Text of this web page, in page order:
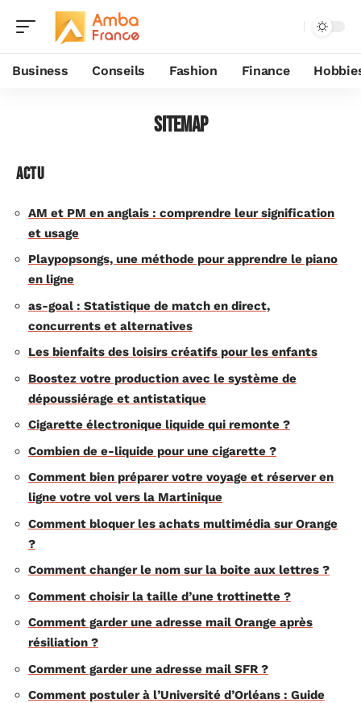
Business Conseils Fashion Finance
Sitemap
Actu
AM et PM en anglais : comprendre leur signification
et usage
Playpopsongs, une méthode pour apprendre le piano
en ligne
as-goal : Statistique de match en direct,
concurrents et alternatives
Les bienfaits des loisirs créatifs pour les enfants
Boostez votre production avec le système de
dépoussiérage et antistatique
Cigarette électronique liquide qui remonte ?
Combien de e-liquide pour une cigarette ?
Comment bien préparer votre voyage et réserver en
ligne votre vol vers la Martinique
Comment bloquer les achats multimédia sur Orange
?
Comment changer le nom sur la boite aux lettres ?
Comment choisir la taille d’une trottinette ?
Comment garder une adresse mail Orange après
résiliation ?
Comment garder une adresse mail SFR ?
Comment postuler à l’Université d’Orléans : Guide